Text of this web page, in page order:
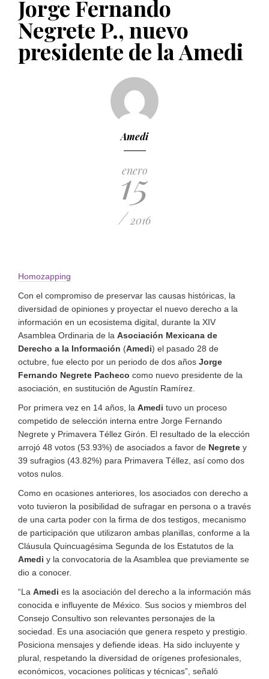
PUBLICADO EL 5 ENERO, 2023
Jorge Fernando
Negrete P., nuevo
presidente de la Amedi
Amedi
enero
15
/ 2016
Homozapping
Con el compromiso de preservar las causas históricas, la
diversidad de opiniones y proyectar el nuevo derecho a la
información en un ecosistema digital, durante la XIV
Asamblea Ordinaria de la Asociación Mexicana de
Derecho a la Información (Amedi) el pasado 28 de
octubre, fue electo por un periodo de dos años Jorge
Fernando Negrete Pacheco como nuevo presidente de la
asociación, en sustitución de Agustín Ramírez.
Por primera vez en 14 años, la Amedi tuvo un proceso
competido de selección interna entre Jorge Fernando
Negrete y Primavera Téllez Girón. El resultado de la elección
arrojó 48 votos (53.93%) de asociados a favor de Negrete y
39 sufragios (43.82%) para Primavera Téllez, así como dos
votos nulos.
Como en ocasiones anteriores, los asociados con derecho a
voto tuvieron la posibilidad de sufragar en persona o a través
de una carta poder con la firma de dos testigos, mecanismo
de participación que utilizaron ambas planillas, conforme a la
Cláusula Quincuagésima Segunda de los Estatutos de la
Amedi y la convocatoria de la Asamblea que previamente se
dio a conocer.
“La Amedi es la asociación del derecho a la información más
conocida e influyente de México. Sus socios y miembros del
Consejo Consultivo son relevantes personajes de la
sociedad. Es una asociación que genera respeto y prestigio.
Posiciona mensajes y defiende ideas. Ha sido incluyente y
plural, respetando la diversidad de orígenes profesionales,
económicos, vocaciones políticas y técnicas”, señaló